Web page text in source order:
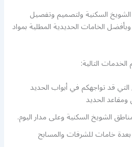
السكنية ولتصميم وتفصيل
الخامات الحديدية المطلية بمواد
التالية:
قد تواجهكم في أبواب الحديد
ومقاعد الحديد
الشويخ السكنية وعلى مدار اليوم.
خامات للشرفات والمسابح